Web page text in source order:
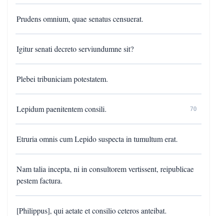
Prudens omnium, quae senatus censuerat.
Igitur senati decreto serviundumne sit?
Plebei tribuniciam potestatem.
Lepidum paenitentem consili. 70
Etruria omnis cum Lepido suspecta in tumultum erat.
Nam talia incepta, ni in consultorem vertissent, reipublicae
pestem factura.
[Philippus], qui aetate et consilio ceteros anteibat.